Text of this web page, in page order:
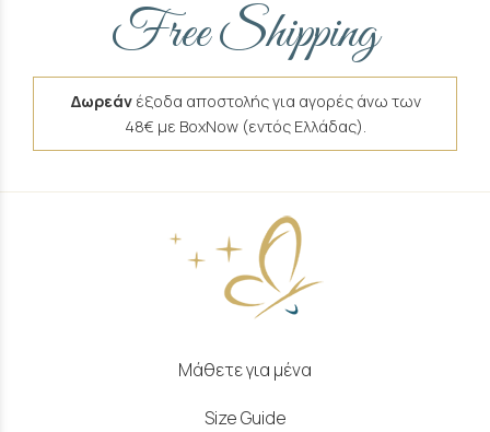
Free Shipping
Δωρεάν έξοδα αποστολής για αγορές άνω των
48€ με BoxNow (εντός Ελλάδας).
Μάθετε για μένα
Size Guide